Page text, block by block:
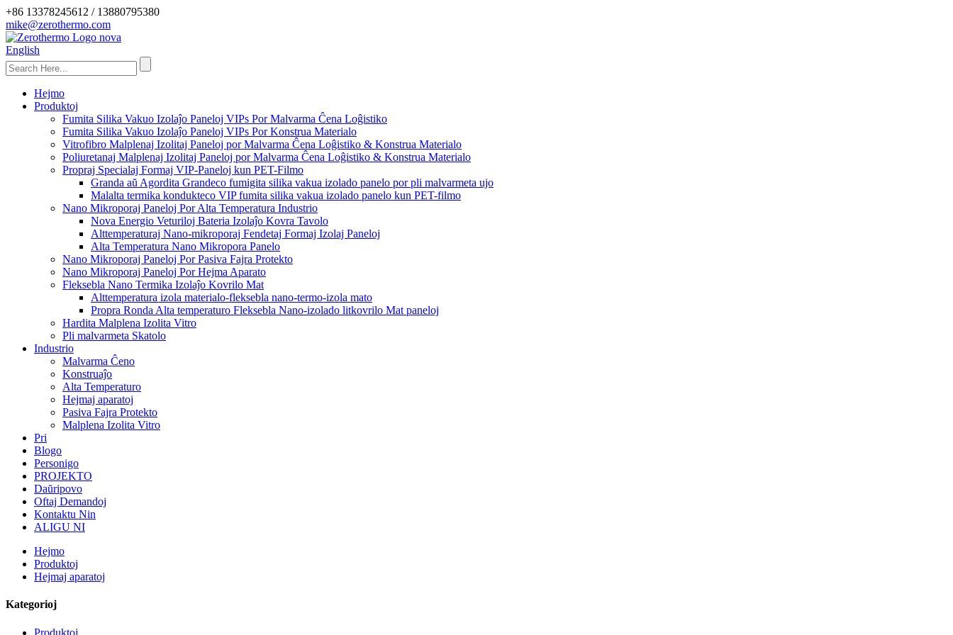
+86 13378245612 / 13880795380
mike@zerothermo.com
English
Hejmo
Produktoj
Fumita Silika Vakuo Izolaĵo Paneloj VIPs Por Malvarma Ĉena Loĝistiko
Fumita Silika Vakuo Izolaĵo Paneloj VIPs Por Konstrua Materialo
Vitrofibro Malplenaj Izolitaj Paneloj por Malvarma Ĉena Loĝistiko & Konstrua Materialo
Poliuretanaj Malplenaj Izolitaj Paneloj por Malvarma Ĉena Loĝistiko & Konstrua Materialo
Propraj Specialaj Formaj VIP-Paneloj kun PET-Filmo
Granda aŭ Agordita Grandeco fumigita silika vakua izolado panelo por pli malvarmeta ujo
Malalta termika kondukteco VIP fumita silika vakua izolado panelo kun PET-filmo
Nano Mikroporaj Paneloj Por Alta Temperatura Industrio
Nova Energio Veturiloj Bateria Izolaĵo Kovra Tavolo
Alttemperaturaj Nano-mikroporaj Fendetaj Formaj Izolaj Paneloj
Alta Temperatura Nano Mikropora Panelo
Nano Mikroporaj Paneloj Por Pasiva Fajra Protekto
Nano Mikroporaj Paneloj Por Hejma Aparato
Fleksebla Nano Termika Izolaĵo Kovrilo Mat
Alttemperatura izola materialo-fleksebla nano-termo-izola mato
Propra Ronda Alta temperaturo Fleksebla Nano-izolado litkovrilo Mat paneloj
Hardita Malplena Izolita Vitro
Pli malvarmeta Skatolo
Industrio
Malvarma Ĉeno
Konstruaĵo
Alta Temperaturo
Hejmaj aparatoj
Pasiva Fajra Protekto
Malplena Izolita Vitro
Pri
Blogo
Personigo
PROJEKTO
Daŭripovo
Oftaj Demandoj
Kontaktu Nin
ALIGU NI
Hejmo
Produktoj
Hejmaj aparatoj
Kategorioj
Produktoj